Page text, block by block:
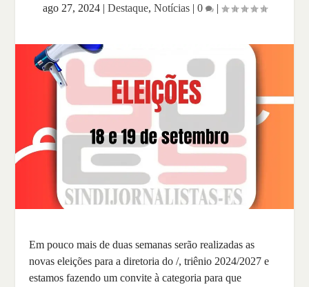
ago 27, 2024| Destaque, Notícias| 0 |
Em pouco mais de duas semanas serão realizadas as
novas eleições para a diretoria do /, triênio 2024/2027 e
estamos fazendo um convite à categoria para que